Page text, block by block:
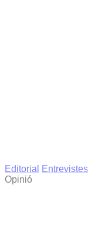
Editorial
Entrevistes
Opinió